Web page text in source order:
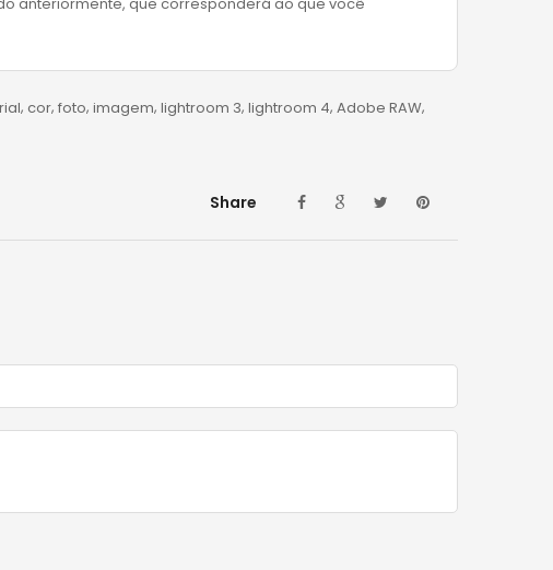
cor foto imagem lightroom 3 lightroom 4 Adobe RAW
Share